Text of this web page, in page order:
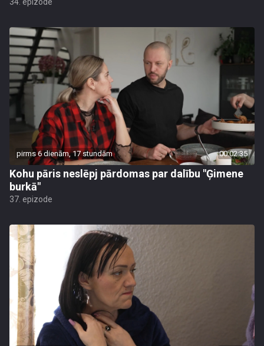
pirms 6 dienām, 17 stundām 00:02:35
Kohu pāris neslēpj pārdomas par dalību "Ģimene
burkā"
37. epizode